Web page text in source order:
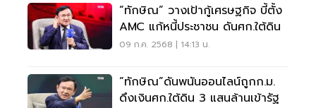
“ทักษิณ” วางเป้ากู้เศรษฐกิจ บี้ตั้ง
AMC แก้หนี้ประชาชน ดันศก.ใต้ดิน
09 ก.ค. 2568 | 14:13 น.
“ทักษิณ”ดันพนันออนไลน์ถูกก.ม.
ดึงเงินศก.ใต้ดิน 3 แสนล้านเข้ารัฐ